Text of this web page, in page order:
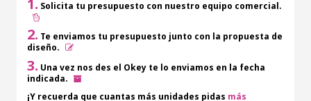
Solicita tu presupuesto con nuestro equipo comercial.
2. Te enviamos tu presupuesto junto con la propuesta de
diseño.
3. Una vez nos des el Okey te lo enviamos en la fecha
indicada.
¡Y recuerda que cuantas más unidades pidas más